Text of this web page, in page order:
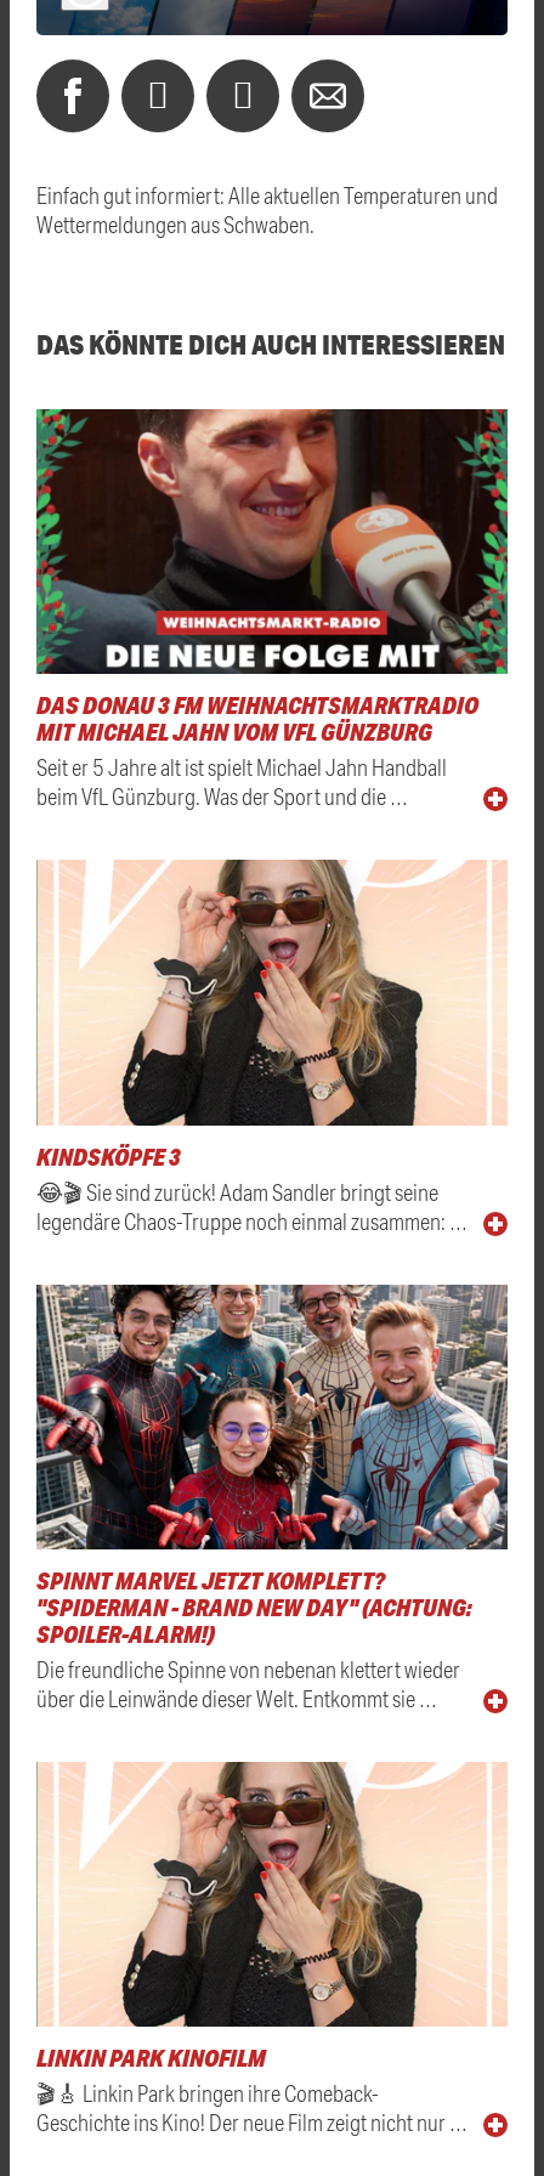
Einfach gut informiert: Alle aktuellen Temperaturen und
Wettermeldungen aus Schwaben.
DAS KÖNNTE DICH AUCH INTERESSIEREN
DAS DONAU 3 FM WEIHNACHTSMARKTRADIO
MIT MICHAEL JAHN VOM VFL GÜNZBURG
Seit er 5 Jahre alt ist spielt Michael Jahn Handball
beim VfL Günzburg. Was der Sport und die …
KINDSKÖPFE 3
😂🎬 Sie sind zurück! Adam Sandler bringt seine
legendäre Chaos-Truppe noch einmal zusammen: …
SPINNT MARVEL JETZT KOMPLETT?
"SPIDERMAN - BRAND NEW DAY" (ACHTUNG:
SPOILER-ALARM!)
Die freundliche Spinne von nebenan klettert wieder
über die Leinwände dieser Welt. Entkommt sie …
LINKIN PARK KINOFILM
🎬🎸 Linkin Park bringen ihre Comeback-
Geschichte ins Kino! Der neue Film zeigt nicht nur …